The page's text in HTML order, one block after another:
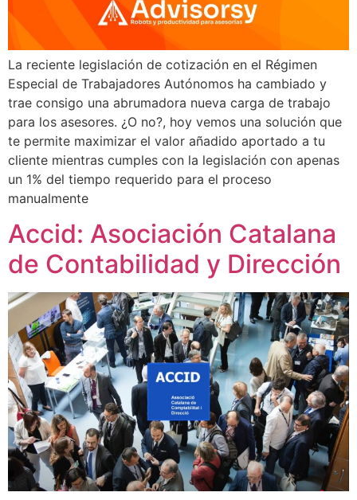
La reciente legislación de cotización en el Régimen
Especial de Trabajadores Autónomos ha cambiado y
trae consigo una abrumadora nueva carga de trabajo
para los asesores. ¿O no?, hoy vemos una solución que
te permite maximizar el valor añadido aportado a tu
cliente mientras cumples con la legislación con apenas
un 1% del tiempo requerido para el proceso
manualmente
Accid: Asociación Catalana
de Contabilidad y Dirección